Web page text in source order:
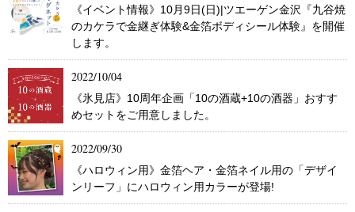
《イベント情報》10月9日(日)|ツエーゲン金沢『九谷焼
のカケラで金継ぎ体験&金箔ボディシール体験』を開催
します。
2022/10/04
《氷見店》10周年企画「10の酒蔵+10の酒器」おすす
めセットをご用意しました。
2022/09/30
《ハロウィン用》金箔ヘア・金箔ネイル用の「デザイ
ンリーフ」にハロウィン用カラーが登場!